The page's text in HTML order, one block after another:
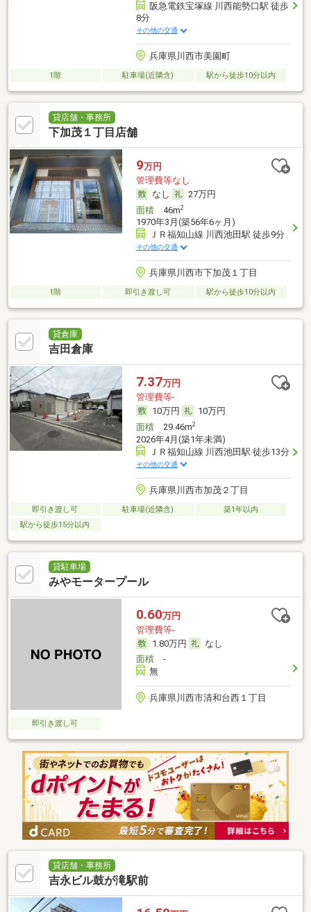
阪急電鉄宝塚線 川西能勢口駅 徒歩
8分
その他の交通
兵庫県川西市美園町
1階 駐車場(近隣含) 駅から徒歩10分以内
貸店舗・事務所
下加茂１丁目店舗
9万円
管理費等なし
なし
27万円
面積46m2
1970年3月(築56年6ヶ月)
ＪＲ福知山線 川西池田駅 徒歩9分
その他の交通
兵庫県川西市下加茂１丁目
1階 即引き渡し可 駅から徒歩10分以内
貸倉庫
吉田倉庫
7.37万円
管理費等-
10万円
10万円
面積29.46m2
2026年4月(築1年未満)
ＪＲ福知山線 川西池田駅 徒歩13分
その他の交通
兵庫県川西市加茂２丁目
即引き渡し可 駐車場(近隣含)
築1年以内
駅から徒歩15分以内
貸駐車場
みやモータープール
0.60万円
管理費等-
1.80万円
なし
面積-
無
兵庫県川西市清和台西１丁目
即引き渡し可
貸店舗・事務所
吉永ビル鼓が滝駅前